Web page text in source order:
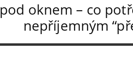
oknem – co
nepříjemným